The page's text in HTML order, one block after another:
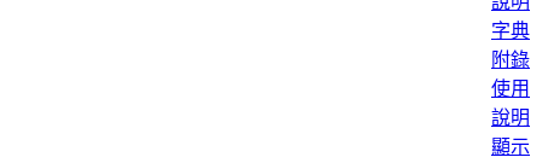
字典
附錄
使用
說明
顯示